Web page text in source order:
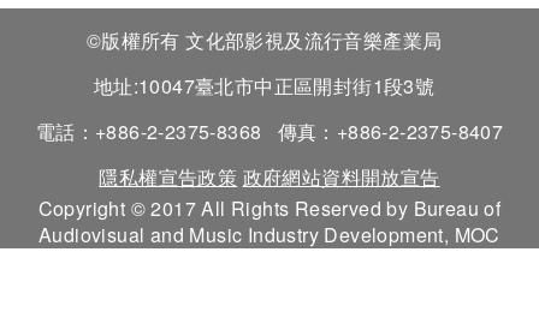
©版權所有 文化部影視及流行音樂產業局
地址:10047臺北市中正區開封街1段3號
電話：+886-2-2375-8368
傳真：+886-2-2375-8407
隱私權宣告政策 政府網站資料開放宣告
Copyright © 2017 All Rights Reserved by Bureau of
Audiovisual and Music Industry Development, MOC